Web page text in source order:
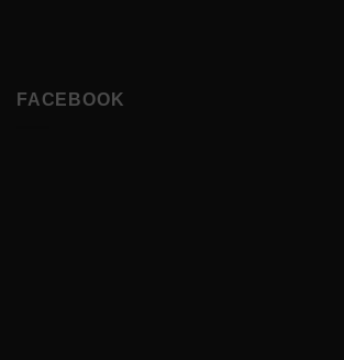
FACEBOOK